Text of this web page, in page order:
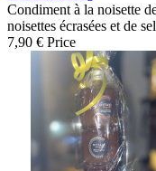
Condiment à la noisette
noisettes écrasées et de
7,90 € Price